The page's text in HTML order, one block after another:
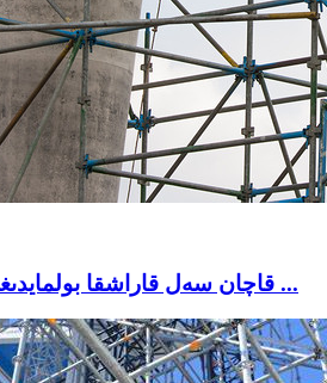
قاچان سەل قاراشقا بولمايدىغان ئۈچ خىل تەپسىلات ...